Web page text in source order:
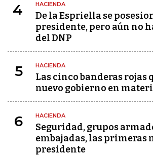
4 HACIENDA
De la Espriella se
presidente, pero aún no
del DNP
5 HACIENDA
Las cinco banderas rojas
nuevo gobierno en
6 HACIENDA
Seguridad, grupos
embajadas, las primeras
presidente